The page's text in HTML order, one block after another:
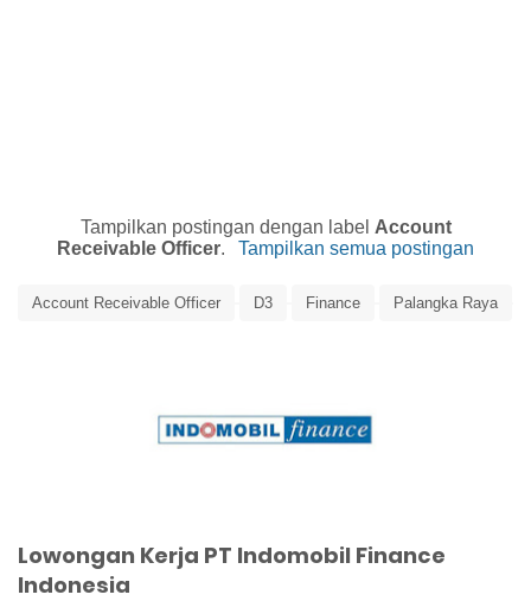
Tampilkan postingan dengan label Account
Receivable Officer. Tampilkan semua postingan
Account Receivable Officer D3 Finance Palangka Raya
Lowongan Kerja PT Indomobil Finance
Indonesia